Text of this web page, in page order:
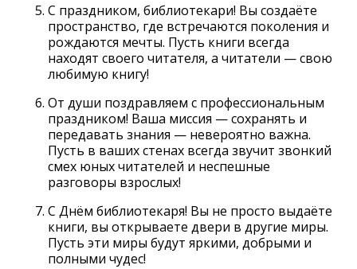
С праздником, библиотекари! Вы создаёте
пространство, где встречаются поколения и
рождаются мечты. Пусть книги всегда
находят своего читателя, а читатели — свою
любимую книгу!
От души поздравляем с профессиональным
праздником! Ваша миссия — сохранять и
передавать знания — невероятно важна.
Пусть в ваших стенах всегда звучит звонкий
смех юных читателей и неспешные
разговоры взрослых!
С Днём библиотекаря! Вы не просто выдаёте
книги, вы открываете двери в другие миры.
Пусть эти миры будут яркими, добрыми и
полными чудес!